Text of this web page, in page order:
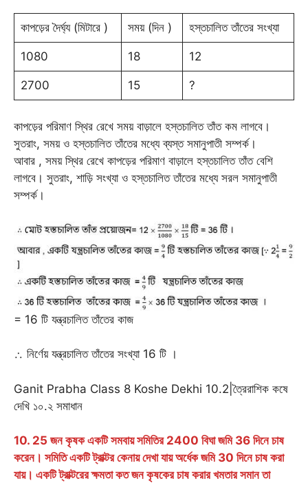
কাপড়ের দৈর্ঘ্য (মিটারে ) সময় (দিন ) হস্তচালিত তাঁতের সংখ্যা
1080 18 12
2700 15 ?
কাপড়ের পরিমাণ স্থির রেখে সময় বাড়ালে হস্তচালিত তাঁত কম লাগবে।
সুতরাং, সময় ও হস্তচালিত তাঁতের মধ্যে ব্যস্ত সমানুপাতী সম্পর্ক।
আবার , সময় স্থির রেখে কাপড়ের পরিমাণ বাড়ালে হস্তচালিত তাঁত বেশি
লাগবে। সুতরাং, শাড়ি সংখ্যা ও হস্তচালিত তাঁতের মধ্যে সরল সমানুপাতী
সম্পর্ক।
= 16 টি যন্ত্রচালিত তাঁতের কাজ
∴ নির্ণেয় যন্ত্রচালিত তাঁতের সংখ্যা 16 টি ।
Ganit Prabha Class 8 Koshe Dekhi 10.2|ত্রৈরাশিক কষে
দেখি ১০.২ সমাধান
10. 25 জন কৃষক একটি সমবায় সমিতির 2400 বিঘা জমি 36 দিনে চাষ
করেন। সমিতি একটি ট্রাক্টর কেনায় দেখা যায় অর্ধেক জমি 30 দিনে চাষ করা
যায়। একটি ট্রাক্টরের ক্ষমতা কত জন কৃষকের চাষ করার খমতার সমান তা